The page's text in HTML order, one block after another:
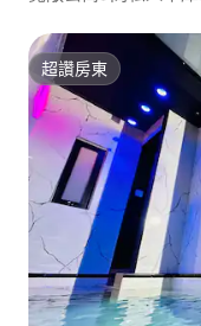
超讚房東
超讚房東